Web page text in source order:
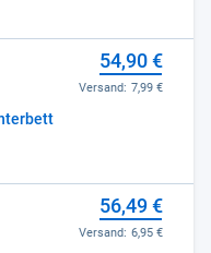
54,90 €
Versand: 7,99 €
56,49 €
Versand: 6,95 €